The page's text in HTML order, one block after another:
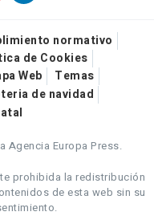
normativo
de Cookies
Web
Temas
de navidad
Agencia Europa Press.
prohibida la redistribución
de esta web sin su